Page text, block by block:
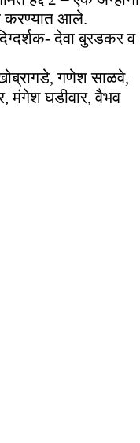
करण्यात आले.
देवा बुरडकर व
गणेश साळवे,
मंगेश घडीवार, वैभव